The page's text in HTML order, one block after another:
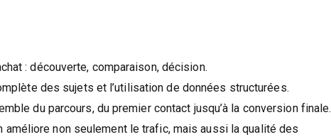
: découverte, comparaison, décision.
des sujets et l’utilisation de données structurées.
du parcours, du premier contact jusqu’à la conversion finale.
améliore non seulement le trafic, mais aussi la qualité des